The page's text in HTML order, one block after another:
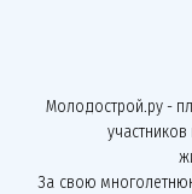
Молодострой.ру -
За свою